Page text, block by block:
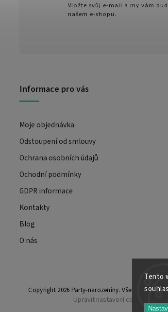
Tento
Informace pro vás
Moje objednávka
Odstoupení od smlouvy
Ochrana osobních údajů
Ochodní podmínky
GDPR informace
Kontakty
Blog
O nás
Vložte svůj e-mail a my vám
našem e-shopu.
Copyright 2026 Party-narozeniny. Všechna práva
Upravit nastavení cookies